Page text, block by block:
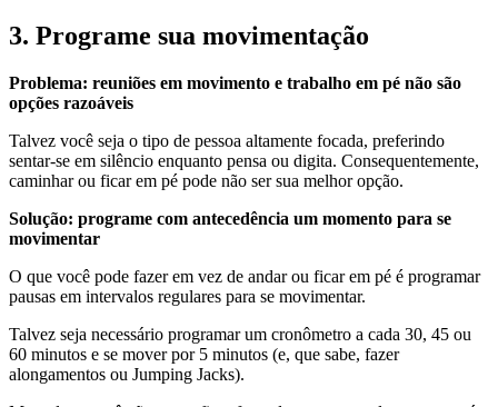
3. Programe sua movimentação
Problema: reuniões em movimento e trabalho em pé não são
opções razoáveis
Talvez você seja o tipo de pessoa altamente focada, preferindo
sentar-se em silêncio enquanto pensa ou digita. Consequentemente,
caminhar ou ficar em pé pode não ser sua melhor opção.
Solução: programe com antecedência um momento para se
movimentar
O que você pode fazer em vez de andar ou ficar em pé é programar
pausas em intervalos regulares para se movimentar.
Talvez seja necessário programar um cronômetro a cada 30, 45 ou
60 minutos e se mover por 5 minutos (e, que sabe, fazer
alongamentos ou Jumping Jacks).